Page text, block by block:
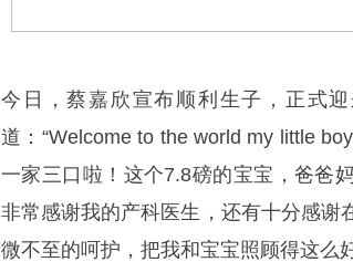
今日，蔡嘉欣宣布顺利生子，正式
道：“Welcome to the world my little
一家三口啦！这个7.8磅的宝宝，爸爸
非常感谢我的产科医生，还有十分感谢
微不至的呵护，把我和宝宝照顾得这么